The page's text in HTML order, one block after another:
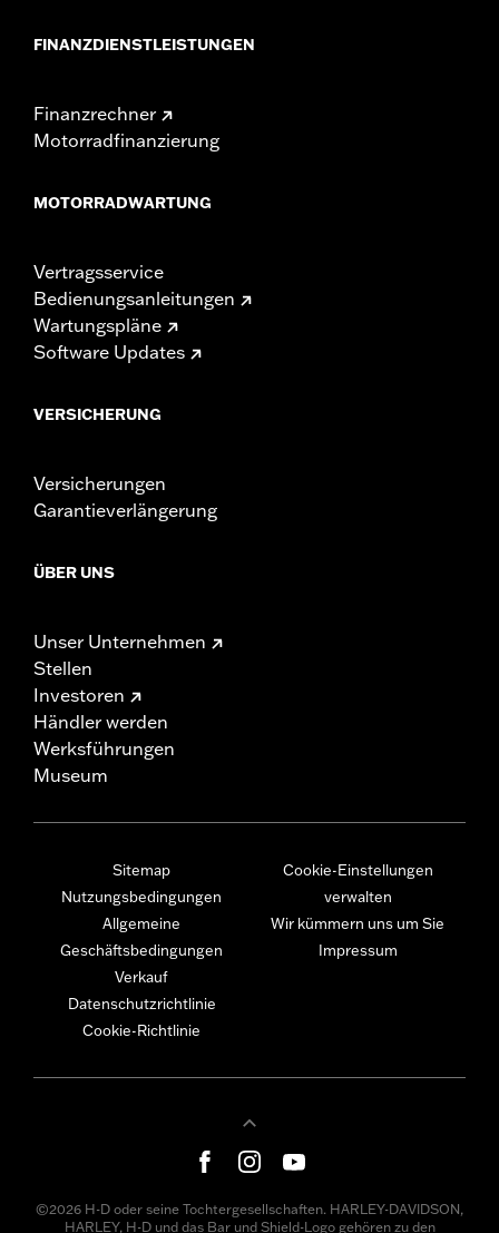
FINANZDIENSTLEISTUNGEN
Finanzrechner
Motorradfinanzierung
MOTORRADWARTUNG
Vertragsservice
Bedienungsanleitungen
Wartungspläne
Software Updates
VERSICHERUNG
Versicherungen
Garantieverlängerung
ÜBER UNS
Unser Unternehmen
Stellen
Investoren
Händler werden
Werksführungen
Museum
Sitemap
Nutzungsbedingungen
Allgemeine
Geschäftsbedingungen
Verkauf
Datenschutzrichtlinie
Cookie-Richtlinie
Cookie-Einstellungen
verwalten
Wir kümmern uns um Sie
Impressum
©2026 H-D oder seine Tochtergesellschaften. HARLEY-DAVIDSON,
HARLEY, H-D und das Bar und Shield-Logo gehören zu den